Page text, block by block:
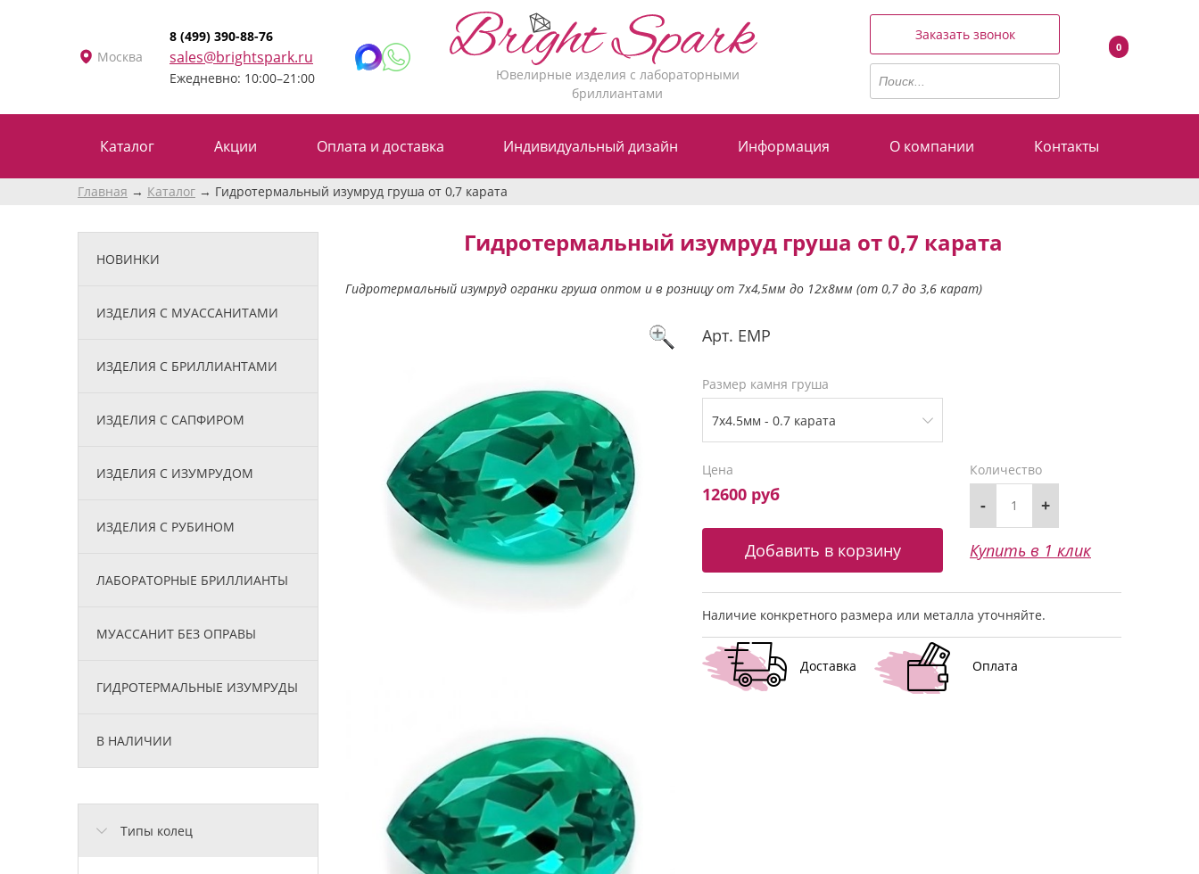
Москва
8 (499) 390-88-76
sales@brightspark.ru
Ежедневно: 10:00–21:00
Ювелирные изделия с лабораторными
бриллиантами
Заказать звонок
0
Каталог Акции Оплата и доставка Индивидуальный дизайн Информация О компании Контакты
Главная Каталог Гидротермальный изумруд груша от 0,7 карата
НОВИНКИ
ИЗДЕЛИЯ С МУАССАНИТАМИ
ИЗДЕЛИЯ С БРИЛЛИАНТАМИ
ИЗДЕЛИЯ С САПФИРОМ
ИЗДЕЛИЯ С ИЗУМРУДОМ
ИЗДЕЛИЯ С РУБИНОМ
ЛАБОРАТОРНЫЕ БРИЛЛИАНТЫ
МУАССАНИТ БЕЗ ОПРАВЫ
ГИДРОТЕРМАЛЬНЫЕ ИЗУМРУДЫ
В НАЛИЧИИ
Типы колец
Гидротермальный изумруд груша от 0,7 карата
Гидротермальный изумруд огранки груша оптом и в розницу от 7х4,5мм до 12х8мм (от 0,7 до 3,6 карат)
Арт. EMP
Размер камня груша
Цена
12600 руб
Количество
- +
Купить в 1 клик
Наличие конкретного размера или металла уточняйте.
Доставка Оплата